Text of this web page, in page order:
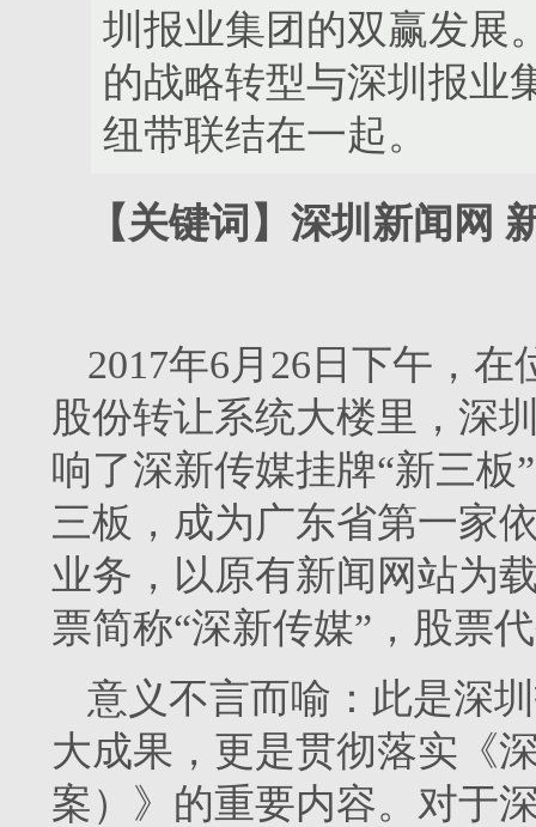
圳报业集团的双赢发展
的战略转型与深圳报业
纽带联结在一起。
【关键词】深圳新闻网
2017年6月26日下午，
股份转让系统大楼里，深
响了深新传媒挂牌“新三
三板，成为广东省第一家
业务，以原有新闻网站为
票简称“深新传媒”，股票
意义不言而喻：此是深
大成果，更是贯彻落实《
案）》的重要内容。对于